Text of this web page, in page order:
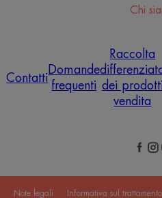
Chi
Contatti
Domande
frequenti
Raccolta
dei prodotti
vendita
Note legali Informativa sul